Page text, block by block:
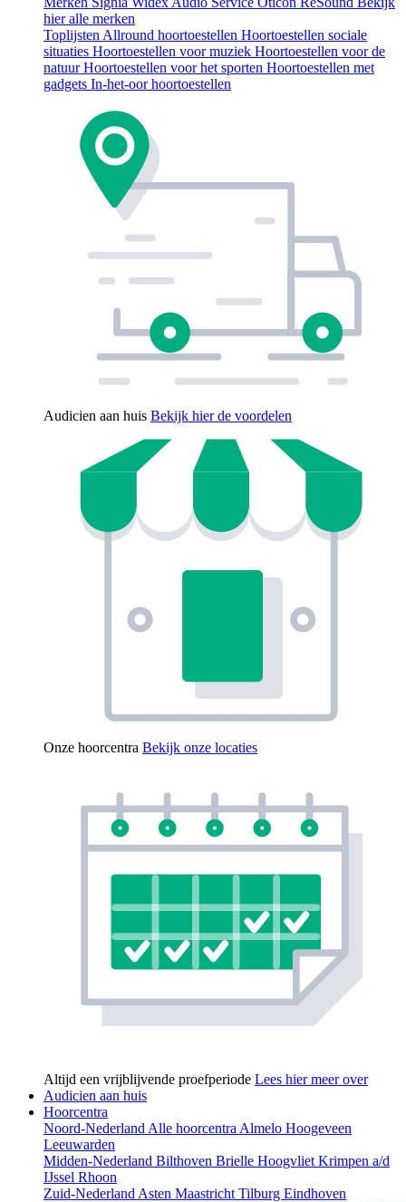
hier alle merken
Toplijsten Allround hoortoestellen Hoortoestellen sociale
situaties Hoortoestellen voor muziek Hoortoestellen voor de
natuurHoortoestellen voor het sporten Hoortoestellen met
gadgets In-het-oor hoortoestellen
Audicien aan huis Bekijk hier de voordelen
Onze hoorcentra Bekijk onze locaties
Altijd een vrijblijvende proefperiode Lees hier meer over
Audicien aan huis
Hoorcentra
Noord-Nederland Alle hoorcentra Almelo Hoogeveen
Leeuwarden
Midden-Nederland Bilthoven Brielle Hoogvliet Krimpen a/d
IJssel Rhoon
Zuid-Nederland Asten Maastricht Tilburg Eindhoven